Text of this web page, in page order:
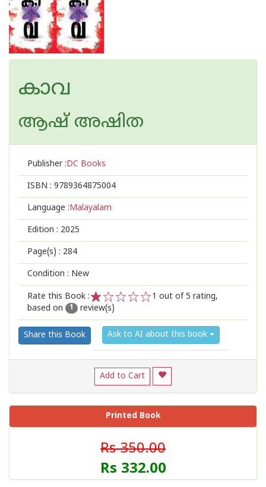
കാവ
ആഷ് അഷിത
Publisher :DC Books
ISBN : 9789364875004
Language :Malayalam
Edition : 2025
Page(s) : 284
Condition : New
Rate this Book :
2
1
1 out of 5 rating,
based on
1 review(s)
Share this Book Ask to AI about this book
Add to Cart
Printed Book
Rs 350.00
Rs 332.00